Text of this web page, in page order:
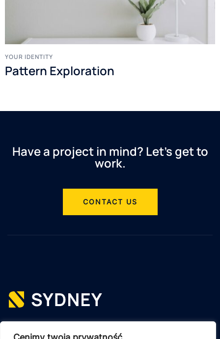
YOUR IDENTITY
Pattern Exploration
Have a project in mind? Let’s get to
work.
CONTACT US